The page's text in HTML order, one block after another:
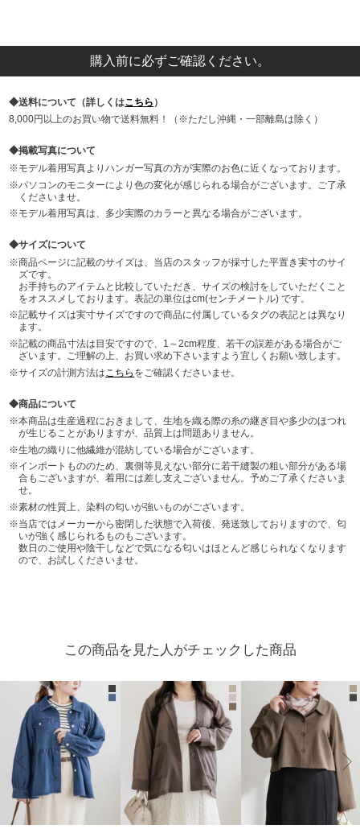
購入前に必ずご確認ください。
送料について（詳しくはこちら ）
8,000円以上のお買い物で送料無料！（※ただし沖縄・一部離島は除く）
掲載写真について
モデル着用写真よりハンガー写真の方が実際のお色に近くなっております。
パソコンのモニターにより色の変化が感じられる場合がございます。ご了承
くださいませ。
モデル着用写真は、多少実際のカラーと異なる場合がございます。
サイズについて
商品ページに記載のサイズは、当店のスタッフが採寸した平置き実寸のサイ
ズです。
お手持ちのアイテムと比較していただき、サイズの検討をしていただくこと
をオススメしております。表記の単位はcm(センチメートル) です。
記載サイズは実寸サイズですので商品に付属しているタグの表記とは異なり
ます。
記載の商品寸法は目安ですので、1～2cm程度、若干の誤差がある場合がご
ざいます。ご理解の上、お買い求め下さいますよう宜しくお願い致します。
サイズの計測方法は こちら をご確認くださいませ。
商品について
本商品は生産過程におきまして、生地を織る際の糸の継ぎ目や多少のほつれ
が生じることがありますが、品質上は問題ありません。
生地の織りに他繊維が混紡している場合がございます。
インポートもののため、裏側等見えない部分に若干縫製の粗い部分がある場
合もございますが、着用には差し支えございません。予めご了承くださいま
せ。
素材の性質上、染料の匂いが強いものがございます。
当店ではメーカーから密閉した状態で入荷後、発送致しておりますので、匂
いが強く感じられるものもございます。
数日のご使用や陰干しなどで気になる匂いはほとんど感じられなくなります
ので、お試しくださいませ。
この商品を見た人がチェックした商品